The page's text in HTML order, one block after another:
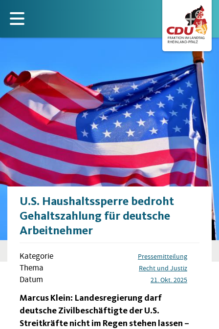
zum
Inhalt
U.S. Haushaltssperre bedroht
Gehaltszahlung für deutsche
Arbeitnehmer
Kategorie Pressemitteilung
Thema Recht und Justiz
Datum 21. Okt. 2025
Marcus Klein: Landesregierung darf
deutsche Zivilbeschäftigte der U.S.
Streitkräfte nicht im Regen stehen lassen –